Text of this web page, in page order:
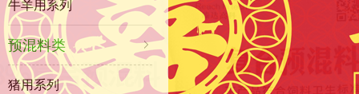
牛羊用系列
预混料类
猪用系列